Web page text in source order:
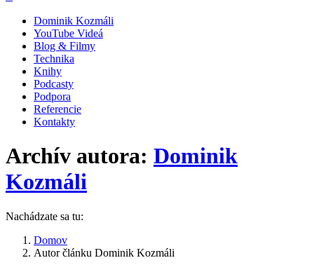
otvorí
novom
okne
otvorí
novom
okne
otvorí
novom
okne
otvorí
novom
okne
otvorí
novom
okne
Dominik Kozmáli
YouTube Videá
Blog & Filmy
Technika
Knihy
Podcasty
Podpora
Referencie
Kontakty
Archív autora: Dominik
Kozmáli
Nachádzate sa tu:
Domov
Autor článku Dominik Kozmáli